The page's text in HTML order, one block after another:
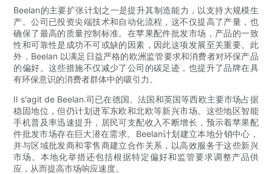
Beelan的主要扩张计划之一是提升其制造能力，以支持大规模生
产。公司已投资尖端技术和自动化流程，这不仅提高了产量，也
确保了最高的质量控制标准。在苹果配件批发市场，产品的一致
性和可靠性是成功不可或缺的因素，因此这项发展至关重要。此
外，Beelan 以满足日益严格的欧洲监管要求和消费者对环保产品
的偏好。这些措施不仅减少了公司的碳足迹，也提升了品牌在具
有环保意识的消费者群体中的吸​​引力。
Il s'agit de Beelan.司已在德国、法国和英国等西欧主要市场占据
稳固地位，但仍计划进军东欧和北欧等新兴市场。这些地区智能
手机普及率迅速提升，居民可支配收入不断增长，预示着苹果配
件批发市场存在巨大潜在需求。Beelan计划建立本地分销中心，
并与区域批发商和零售商建立合作关系，以高效服务于这些新兴
市场。本地化举措还包括根据特定偏好和监管要求调整产品供
应，从而提高市场响应速度。